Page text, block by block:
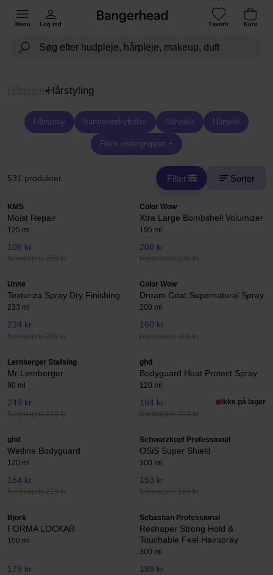
Menu Log ind Favorit Kurv
Hårstyling
Hårspray Varmebeskyttelse Hårvoks Hårgele
Flere undergrupper +
531 produkter Filter Sorter
KMS
Moist Repair
125 ml
108 kr
Normalpris 255 kr
Color Wow
Xtra Large Bombshell Volumizer
195 ml
208 kr
Normalpris 230 kr
Unite
Texturiza Spray Dry Finishing
233 ml
234 kr
Normalpris 259 kr
Color Wow
Dream Coat Supernatural Spray
200 ml
160 kr
Normalpris 309 kr
Lernberger Stafsing
Mr Lernberger
90 ml
249 kr
Normalpris 276 kr
ghd
Bodyguard Heat Protect Spray
120 ml
184 kr
Normalpris 229 kr
Ikke på lager
ghd
Wetline Bodyguard
120 ml
184 kr
Normalpris 229 kr
Schwarzkopf Professional
OSiS Super Shield
300 ml
153 kr
Normalpris 169 kr
Björk
FORMA LOCKAR
150 ml
179 kr
Sebastian Professional
Reshaper Strong Hold &
Touchable Feel Hairspray
300 ml
189 kr